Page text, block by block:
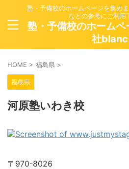
塾・予備校のホームページを集め
などの参考にご利用
塾・予備校のホーム
社blanc
HOME > 福島県 >
福島県
河原塾いわき校
〒970-8026